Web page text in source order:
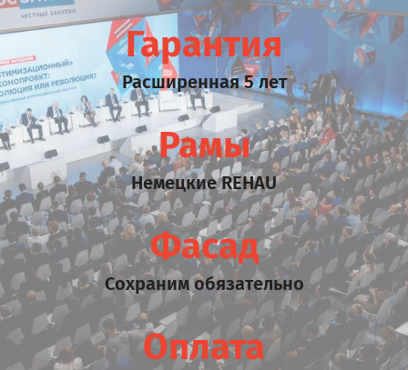
Гарантия
Расширенная 5 лет
Рамы
Немецкие REHAU
Фасад
Сохраним обязательно
Оплата